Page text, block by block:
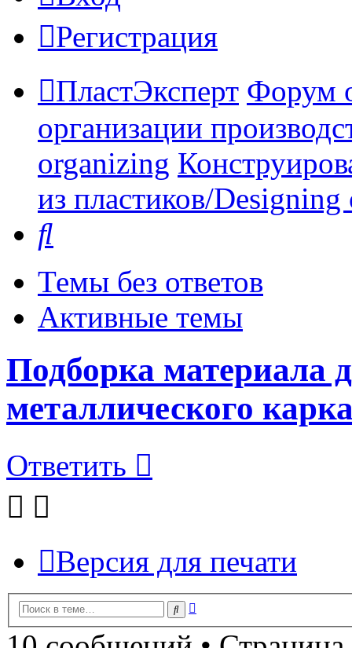
Регистрация
ПластЭксперт Форум
организации
organizing
из пластиков/
Темы без ответов
Активные темы
Подборка материала
металлического
Ответить
Версия для печати
Поиск